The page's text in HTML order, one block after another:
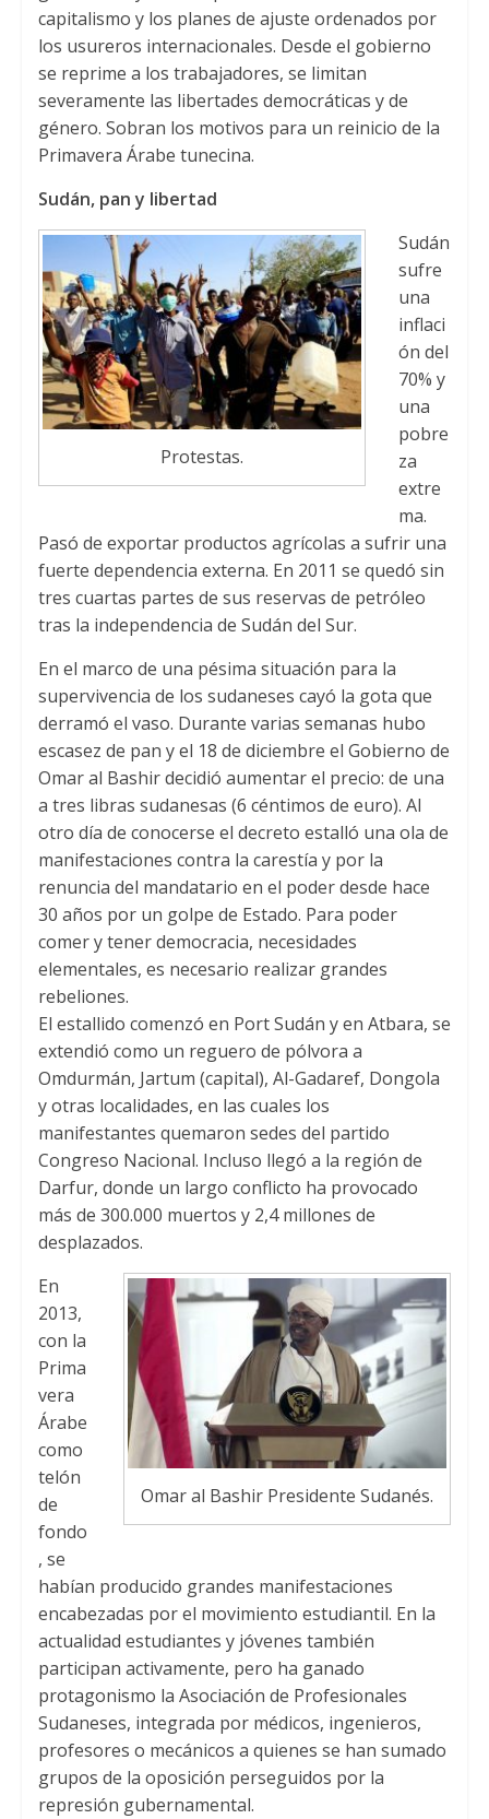
capitalismo y los planes de ajuste ordenados por
los usureros internacionales. Desde el gobierno
se reprime a los trabajadores, se limitan
severamente las libertades democráticas y de
género. Sobran los motivos para un reinicio de la
Primavera Árabe tunecina.
Sudán, pan y libertad
Protestas.
Sudán
sufre
una
inflaci
ón del
70% y
una
pobre
za
extre
ma.
Pasó de exportar productos agrícolas a sufrir una
fuerte dependencia externa. En 2011 se quedó sin
tres cuartas partes de sus reservas de petróleo
tras la independencia de Sudán del Sur.
En el marco de una pésima situación para la
supervivencia de los sudaneses cayó la gota que
derramó el vaso. Durante varias semanas hubo
escasez de pan y el 18 de diciembre el Gobierno de
Omar al Bashir decidió aumentar el precio: de una
a tres libras sudanesas (6 céntimos de euro). Al
otro día de conocerse el decreto estalló una ola de
manifestaciones contra la carestía y por la
renuncia del mandatario en el poder desde hace
30 años por un golpe de Estado. Para poder
comer y tener democracia, necesidades
elementales, es necesario realizar grandes
rebeliones.
El estallido comenzó en Port Sudán y en Atbara, se
extendió como un reguero de pólvora a
Omdurmán, Jartum (capital), Al-Gadaref, Dongola
y otras localidades, en las cuales los
manifestantes quemaron sedes del partido
Congreso Nacional. Incluso llegó a la región de
Darfur, donde un largo conflicto ha provocado
más de 300.000 muertos y 2,4 millones de
desplazados.
Omar al Bashir Presidente Sudanés.
En
2013,
con la
Prima
vera
Árabe
como
telón
de
fondo
, se
habían producido grandes manifestaciones
encabezadas por el movimiento estudiantil. En la
actualidad estudiantes y jóvenes también
participan activamente, pero ha ganado
protagonismo la Asociación de Profesionales
Sudaneses, integrada por médicos, ingenieros,
profesores o mecánicos a quienes se han sumado
grupos de la oposición perseguidos por la
represión gubernamental.